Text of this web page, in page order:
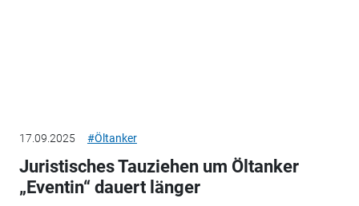
17.09.2025 #Öltanker
Juristisches Tauziehen um Öltanker
„Eventin“ dauert länger